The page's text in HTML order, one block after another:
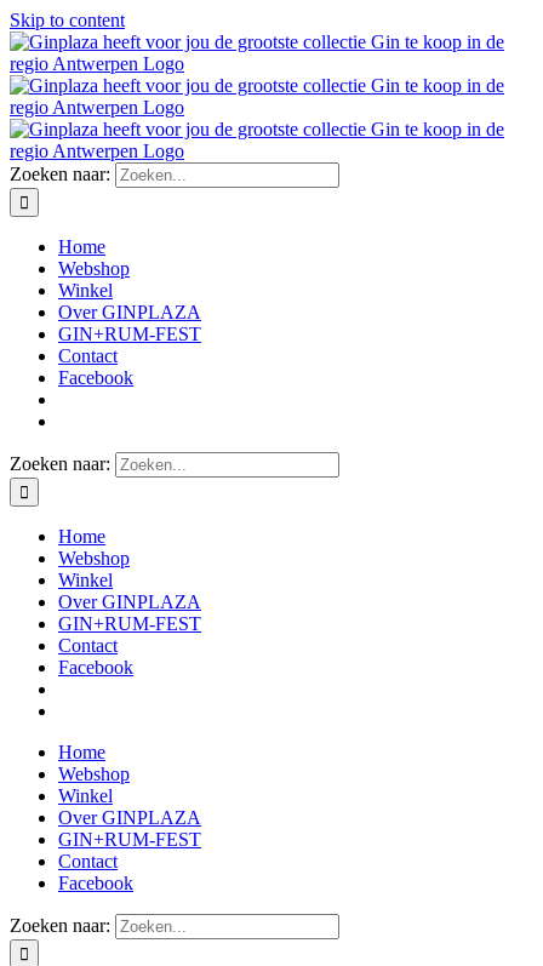
Skip to content
Zoeken naar:
Home
Webshop
Winkel
Over GINPLAZA
GIN+RUM-FEST
Contact
Facebook
Zoeken naar:
Home
Webshop
Winkel
Over GINPLAZA
GIN+RUM-FEST
Contact
Facebook
Home
Webshop
Winkel
Over GINPLAZA
GIN+RUM-FEST
Contact
Facebook
Zoeken naar: